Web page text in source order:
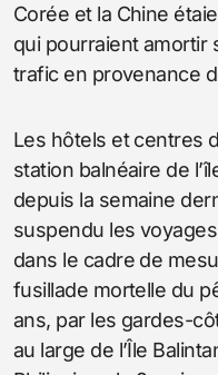
Corée et la Chine
qui pourraient amortir
trafic en provenance
Les hôtels et centres
station balnéaire de
depuis la semaine
suspendu les
dans le cadre de
fusillade mortelle du
ans, par les gardes-
au large de l’Île